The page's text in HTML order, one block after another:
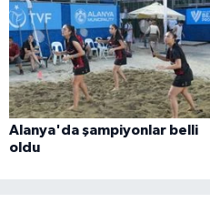
Alanya'da şampiyonlar belli
oldu